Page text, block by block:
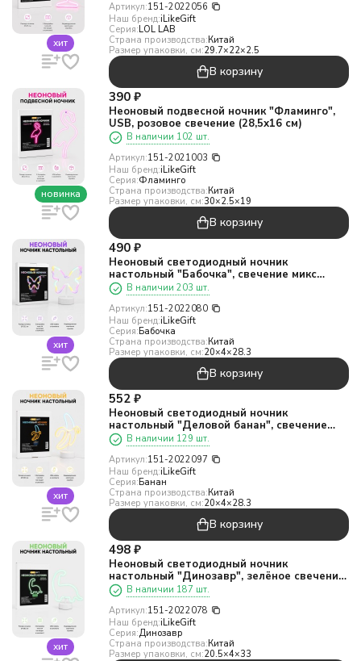
хит
Артикул:151-2022056
Наш бренд:iLikeGift
Серия:LOL LAB
Страна производства:Китай
Размер упаковки, см:29.7×22×2.5
В корзину
новинка
390 ₽
Неоновый подвесной ночник "Фламинго",
USB, розовое свечение (28,5х16 см)
В наличии 102 шт.
Артикул:151-2021003
Наш бренд:iLikeGift
Серия:Фламинго
Страна производства:Китай
Размер упаковки, см:30×2.5×19
В корзину
хит
490 ₽
Неоновый светодиодный ночник
настольный "Бабочка", свечение микс
(20*23,5 см)
В наличии 203 шт.
Артикул:151-2022080
Наш бренд:iLikeGift
Серия:Бабочка
Страна производства:Китай
Размер упаковки, см:20×4×28.3
В корзину
хит
552 ₽
Неоновый светодиодный ночник
настольный "Деловой банан", свечение
микс (20*23,5 см)
В наличии 129 шт.
Артикул:151-2022097
Наш бренд:iLikeGift
Серия:Банан
Страна производства:Китай
Размер упаковки, см:20×4×28.3
В корзину
хит
498 ₽
Неоновый светодиодный ночник
настольный "Динозавр", зелёное свечение
(24х28,5 см)
В наличии 187 шт.
Артикул:151-2022078
Наш бренд:iLikeGift
Серия:Динозавр
Страна производства:Китай
Размер упаковки, см:20.5×4×33